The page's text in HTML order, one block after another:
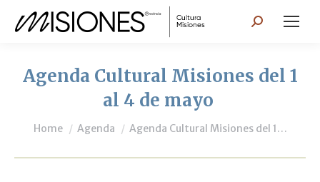
Search:
Agenda Cultural Misiones del 1
al 4 de mayo
You are here:
Home Agenda Agenda Cultural Misiones del 1…